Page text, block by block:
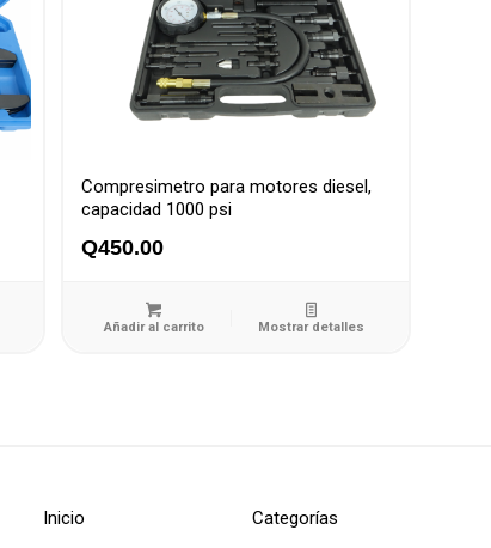
Compresimetro para motores diesel,
capacidad 1000 psi
Q450.00
Añadir al carrito Mostrar detalles
Inicio Categorías